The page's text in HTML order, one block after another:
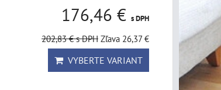
176,46 € s DPH
202,83 €s DPH Zľava 26,37 €
VYBERTE VARIANT